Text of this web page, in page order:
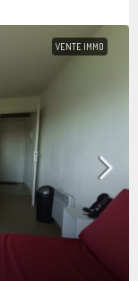
VENTE IMMO